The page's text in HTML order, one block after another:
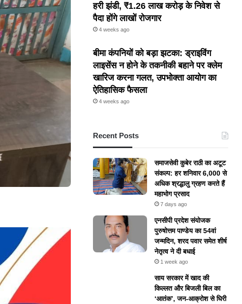
हरी झंडी, ₹1.26 लाख करोड़ के निवेश से
पैदा होंगे लाखों रोजगार
4 weeks ago
बीमा कंपनियों को बड़ा झटका: ड्राइविंग
लाइसेंस न होने के तकनीकी बहाने पर क्लेम
खारिज करना गलत, उपभोक्ता आयोग का
ऐतिहासिक फैसला
4 weeks ago
Recent Posts
समाजसेवी कुबेर राठी का अटूट
संकल्प: हर शनिवार 6,000 से
अधिक श्रद्धालु ग्रहण करते हैं
महाभोग प्रसाद
7 days ago
एनसीपी प्रदेश संयोजक
पुरुषोत्तम पाण्डेय का 54वां
जन्मदिन, शरद पवार समेत शीर्ष
नेतृत्व ने दी बधाई
1 week ago
​साय सरकार में खाद की
किल्लत और बिजली बिल का
‘आतंक’, जन-आक्रोश से घिरी